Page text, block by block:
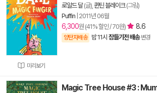
미리보기
로알드 달(글), 퀸틴 블레이크(그림)
Puffin 2011년 06월
6,300원 (41% 할인 / 70원) 8.6
양탄자배송 밤 11시 잠들기전 배송 변경
Magic Tree House #3 :